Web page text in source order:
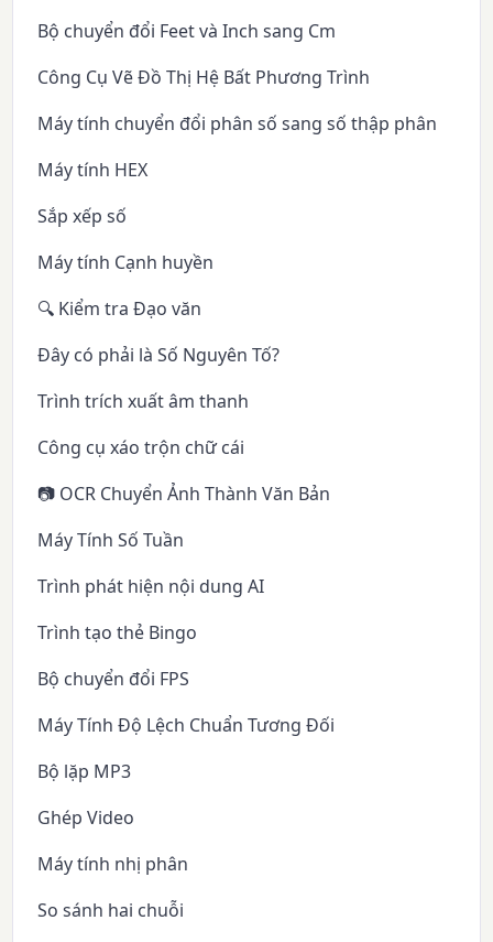
Bộ chuyển đổi Feet và Inch sang Cm
Công Cụ Vẽ Đồ Thị Hệ Bất Phương Trình
Máy tính chuyển đổi phân số sang số thập phân
Máy tính HEX
Sắp xếp số
Máy tính Cạnh huyền
🔍 Kiểm tra Đạo văn
Đây có phải là Số Nguyên Tố?
Trình trích xuất âm thanh
Công cụ xáo trộn chữ cái
📷 OCR Chuyển Ảnh Thành Văn Bản
Máy Tính Số Tuần
Trình phát hiện nội dung AI
Trình tạo thẻ Bingo
Bộ chuyển đổi FPS
Máy Tính Độ Lệch Chuẩn Tương Đối
Bộ lặp MP3
Ghép Video
Máy tính nhị phân
So sánh hai chuỗi